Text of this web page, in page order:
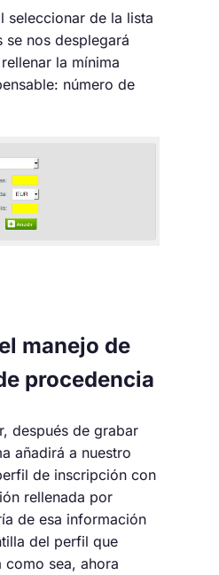
seleccionar de la lista
nos desplegará
la mínima
número de
manejo de
procedencia
después de grabar
añadirá a nuestro
de inscripción con
rellenada por
de esa información
del perfil que
como sea, ahora